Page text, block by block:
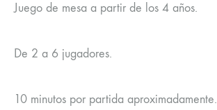
Juego de mesa a partir de los 4 años.
De 2 a 6 jugadores.
10 minutos por partida aproximadamente.